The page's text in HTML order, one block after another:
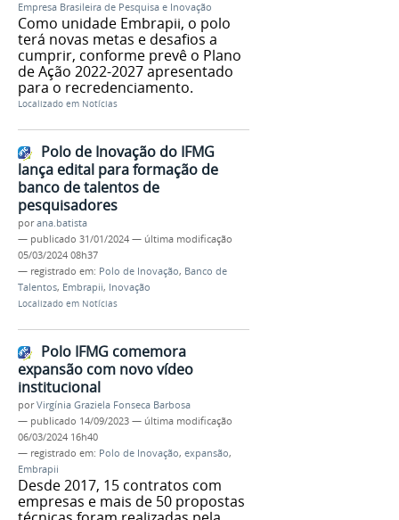
Empresa Brasileira de Pesquisa e Inovação
Como unidade Embrapii, o polo
terá novas metas e desafios a
cumprir, conforme prevê o Plano
de Ação 2022-2027 apresentado
para o recredenciamento.
Localizado em Notícias
Polo de Inovação do IFMG
lança edital para formação de
banco de talentos de
pesquisadores
porana.batista
— publicado 31/01/2024 — última modificação
05/03/2024 08h37
— registrado em: Polo de Inovação, Banco de
Talentos, Embrapii, Inovação
Localizado em Notícias
Polo IFMG comemora
expansão com novo vídeo
institucional
porVirgínia Graziela Fonseca Barbosa
— publicado 14/09/2023 — última modificação
06/03/2024 16h40
— registrado em: Polo de Inovação, expansão,
Embrapii
Desde 2017, 15 contratos com
empresas e mais de 50 propostas